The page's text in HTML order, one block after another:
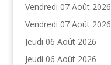
Vendredi 07 Août 2026
Vendredi 07 Août 2026
Jeudi 06 Août 2026
Jeudi 06 Août 2026